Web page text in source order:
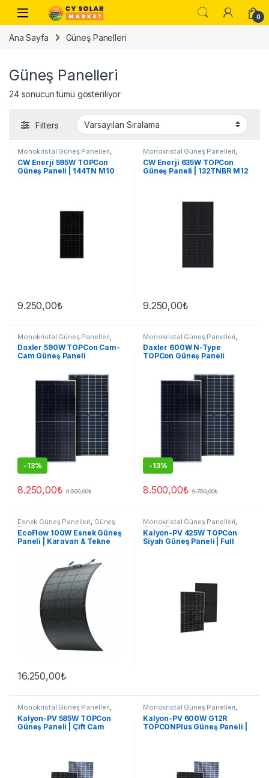
Skip to navigation
Skip to content
Open 0
Ana Sayfa Güneş Panelleri
Güneş Panelleri
24 sonucun tümü gösteriliyor
Filters
Monokristal Güneş Panelleri,
Güneş Panelleri
CW Enerji 595W TOPCon
Güneş Paneli | 144TN M10
9.250,00₺
Monokristal Güneş Panelleri,
Güneş Panelleri
CW Enerji 635W TOPCon
Güneş Paneli | 132TNBR M12
9.250,00₺
Monokristal Güneş Panelleri
Güneş Panelleri
Daxler 590W TOPCon Cam-
Cam Güneş Paneli
-13%
8.250,00₺ 9.500,00₺
Monokristal Güneş Panelleri
Güneş Panelleri
Daxler 600W N-Type
TOPCon Güneş Paneli
-13%
8.500,00₺ 9.750,00₺
Esnek Güneş Panelleri, Güneş
Panelleri
EcoFlow 100W Esnek Güneş
Paneli | Karavan & Tekne
16.250,00₺
Monokristal Güneş Panelleri,
Güneş Panelleri
Kalyon-PV 425W TOPCon
Siyah Güneş Paneli | Full
Monokristal Güneş Panelleri,
Güneş Panelleri
Kalyon-PV 585W TOPCon
Güneş Paneli | Çift Cam
Monokristal Güneş Panelleri,
Güneş Panelleri
Kalyon-PV 600W G12R
TOPCONPlus Güneş Paneli |